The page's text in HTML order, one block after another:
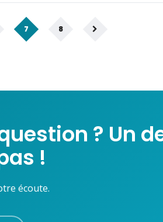
7 8
? Un
!
écoute.